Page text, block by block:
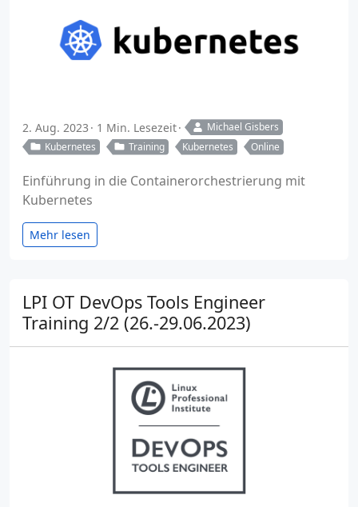
2. Aug. 2023 1 Min. Lesezeit
Michael Gisbers
Kubernetes
Training Kubernetes Online
Einführung in die Containerorchestrierung mit
Kubernetes
Mehr lesen
LPI OT DevOps Tools Engineer
Training 2/2 (26.-29.06.2023)